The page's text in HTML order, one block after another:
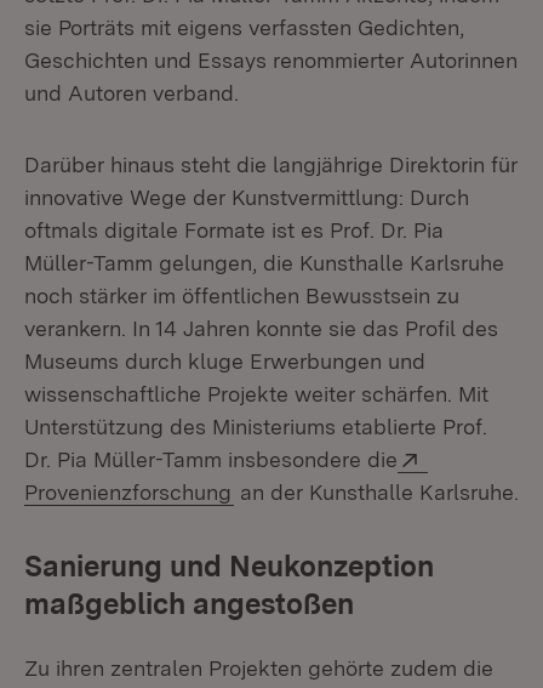
sie Porträts mit eigens verfassten Gedichten,
Geschichten und Essays renommierter Autorinnen
und Autoren verband.
Darüber hinaus steht die langjährige Direktorin für
innovative Wege der Kunstvermittlung: Durch
oftmals digitale Formate ist es Prof. Dr. Pia
Müller-Tamm gelungen, die Kunsthalle Karlsruhe
noch stärker im öffentlichen Bewusstsein zu
verankern. In 14 Jahren konnte sie das Profil des
Museums durch kluge Erwerbungen und
wissenschaftliche Projekte weiter schärfen. Mit
Unterstützung des Ministeriums etablierte Prof.
Dr. Pia Müller-Tamm insbesondere die
Provenienzforschung (Öffnet in neuem Fenster)
an der Kunsthalle Karlsruhe.
Sanierung und Neukonzeption
maßgeblich angestoßen
Zu ihren zentralen Projekten gehörte zudem die